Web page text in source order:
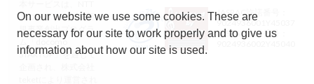
ドコモグループの新
規事業創出プログラ
ム「docomo
STARTUP」を通じて
JASRAC許諾番号：
9024936001Y45037
JASRAC許諾番号：
On our website we use some cookies. These are
necessary for our site to work properly and to give us
information about how our site is used.